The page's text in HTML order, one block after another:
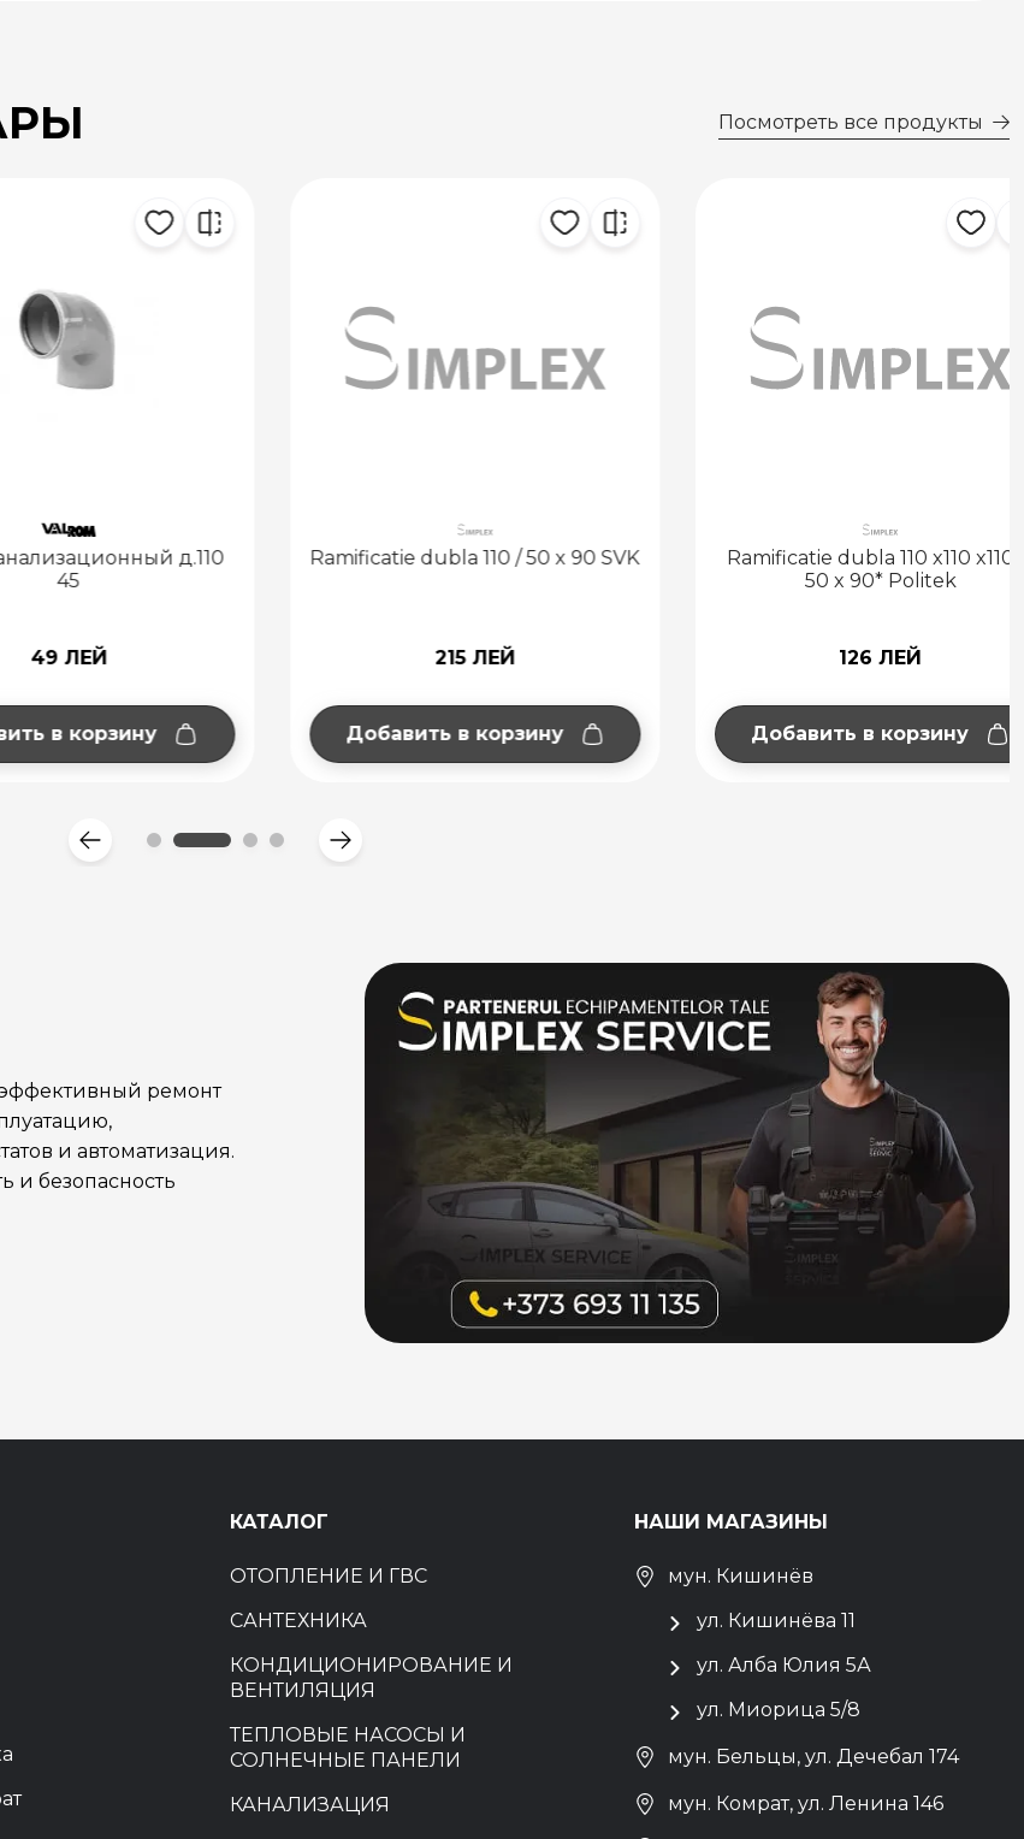
Посмотреть все продукты
д.110
ЛЕЙ
корзину
Ramificatie dubla 110 / 50 x 90 SVK
215 ЛЕЙ
Добавить в корзину
Ramificatie dubla 110 x110 x110* /
50 x 90* Politek
126 ЛЕЙ
Добавить в корзину
ремонт
и автоматизация.
и безопасность
КАТАЛОГ
ОТОПЛЕНИЕ И ГВС
САНТЕХНИКА
КОНДИЦИОНИРОВАНИЕ И
ВЕНТИЛЯЦИЯ
ТЕПЛОВЫЕ НАСОСЫ И
СОЛНЕЧНЫЕ ПАНЕЛИ
КАНАЛИЗАЦИЯ
НАШИ МАГАЗИНЫ
мун. Кишинёв
ул. Кишинёва 11
ул. Алба Юлия 5А
ул. Миорица 5/8
мун. Бельцы, ул. Дечебал 174
мун. Комрат, ул. Ленина 146